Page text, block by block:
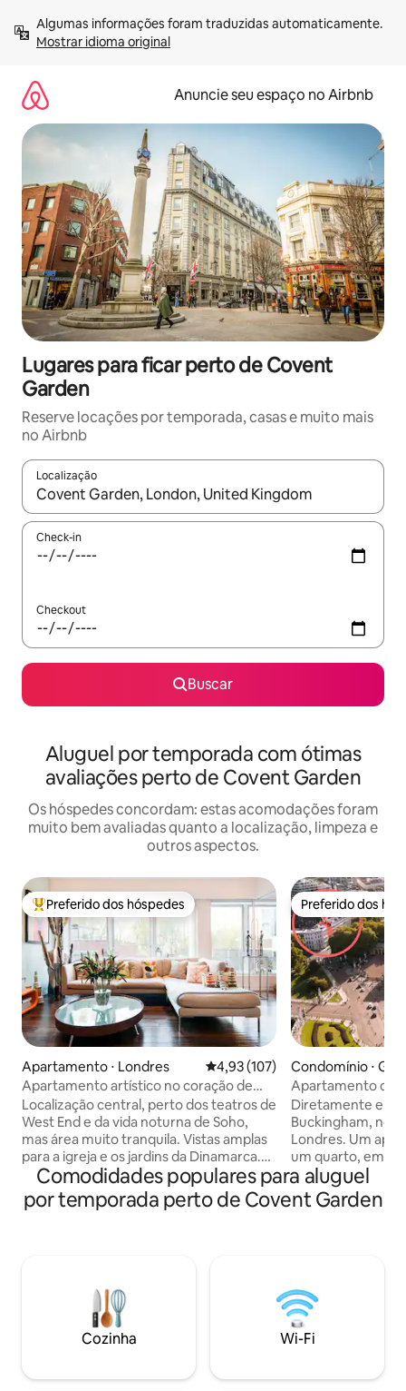
para
Mostrar idioma original
Anuncie seu espaço no Airbnb
Lugares para ficar perto de Covent
Garden
Reserve locações por temporada, casas e muito mais
no Airbnb
Localização
Quando os resultados estiverem disponíveis, explore-os
Check-in
Checkout
Buscar
Aluguel por temporada com ótimas
avaliações perto de Covent Garden
Os hóspedes concordam: estas acomodações foram
muito bem avaliadas quanto a localização, limpeza e
outros aspectos.
Entre os melhores preferidos dos hóspedes
Preferido dos hóspedes
Apartamento ⋅ Londres 4,93 de uma avaliação média de
4,93 (107)
Apartamento artístico no coração de
West London
Localização central, perto dos teatros de
West End e da vida noturna de Soho,
mas área muito tranquila. Vistas amplas
para a igreja e os jardins da Dinamarca.
Várias opções de transporte público.
Edifício e entrada seguros. Dame j Faça o
espaço seu, embora Dylan esteja
End e da vida noturna do Soho. Há vistas
encantadoras e amplas sobre a igreja e
os jardins da Dinamarca. Várias opções
de transporte público estão acessíveis.
dormirá no sofá de canto na sala de
Preferido dos
Preferido dos
Condomínio ⋅
es
Apartamento de
Buckingham com
Diretamente em
Buckingham, no
Londres. Um
um quarto, em
século XIX,
Localização
Park, a 10
totalmente
e concierge 24
semana. Ótimo
king size e 1 sofá-
Comodidades populares para aluguel
por temporada perto de Covent Garden
Cozinha Wi-Fi